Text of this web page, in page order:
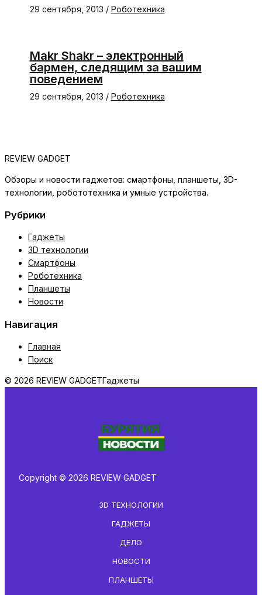
29 сентября, 2013 / Роботехника
Makr Shakr – электронный
бармен, следящим за вашим
поведением
29 сентября, 2013 / Роботехника
REVIEW GADGET
Обзоры и новости гаджетов: смартфоны, планшеты, 3D-
технологии, робототехника и умные устройства.
Рубрики
Гаджеты
3D технологии
Смартфоны
Роботехника
Планшеты
Новости
Навигация
Главная
Поиск
© 2026 REVIEW GADGETГаджеты
Copyright © 2026 REVIEW GADGET
3D ТЕХНОЛОГИИ
ГАДЖЕТЫ
ДЕЛО
НОВОСТИ
ПЛАНШЕТЫ